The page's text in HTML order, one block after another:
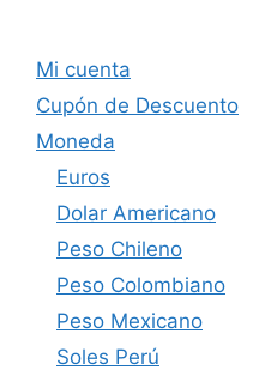
Mi cuenta
Cupón de Descuento
Moneda
Euros
Dolar Americano
Peso Chileno
Peso Colombiano
Peso Mexicano
Soles Perú